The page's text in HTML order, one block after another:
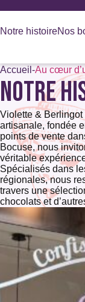
Notre histoireNos
Accueil -Au cœur
NOTRE
Violette &
artisanale, fondée
points de vente
Bocuse, nous
véritable
Spécialisés dans
régionales, nous
travers une
chocolats et